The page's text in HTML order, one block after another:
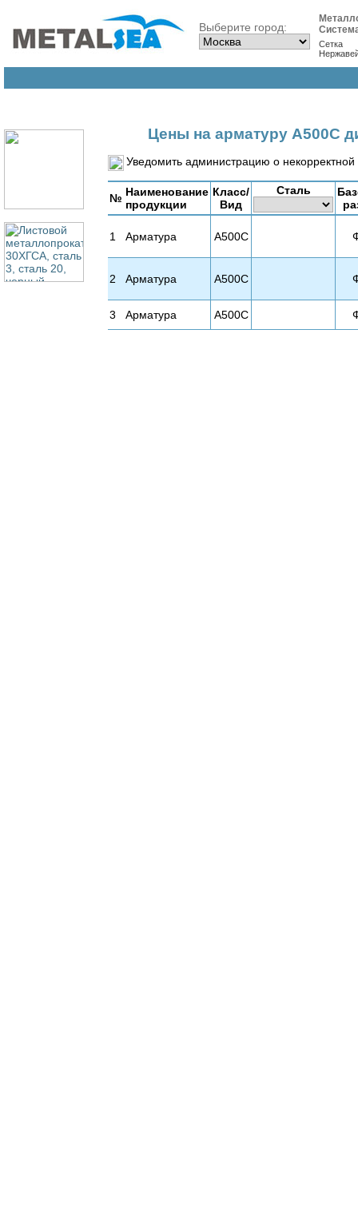
Выберите город:
Сетка
Цены на арматуру А500С
Уведомить администрацию о некорректной
№ Наименование
продукции
Класс/
Вид
Сталь
1 Арматура А500С
2 Арматура А500С
3 Арматура А500С